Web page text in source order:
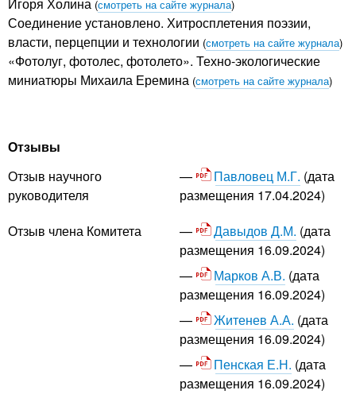
(смотреть на сайте журнала)
Соединение установлено. Хитросплетения поэзии,
власти, перцепции и технологии (смотреть на сайте журнала)
«Фотолуг, фотолес, фотолето». Техно-экологические
миниатюры Михаила Еремина (смотреть на сайте журнала)
Отзывы
Отзыв научного
руководителя
Павловец М.Г. (дата
размещения 17.04.2024)
Отзыв члена Комитета
Давыдов Д.М. (дата
размещения 16.09.2024)
Марков А.В. (дата
размещения 16.09.2024)
Житенев А.А. (дата
размещения 16.09.2024)
Пенская Е.Н. (дата
размещения 16.09.2024)